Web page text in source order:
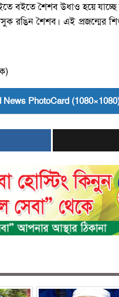
বইতে শৈশব উধাও হয়ে
রঙিন শৈশব। এই প্রজন্মের
News PhotoCard